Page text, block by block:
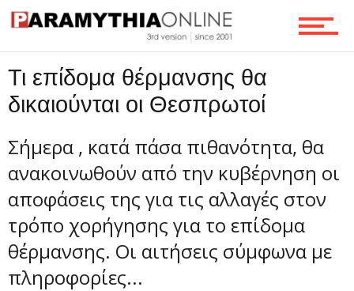
Τι επίδομα θέρμανσης θα
δικαιούνται οι Θεσπρωτοί
Σήμερα , κατά πάσα πιθανότητα, θα
ανακοινωθούν από την κυβέρνηση οι
αποφάσεις της για τις αλλαγές στον
τρόπο χορήγησης για το επίδομα
θέρμανσης. Οι αιτήσεις σύμφωνα με
πληροφορίες...